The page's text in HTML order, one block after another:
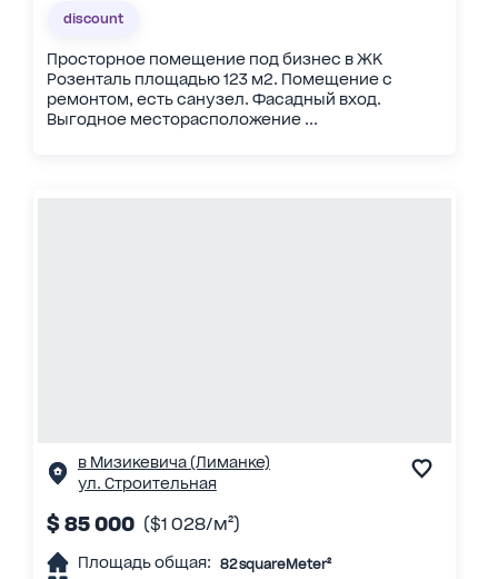
discount
Просторное помещение под бизнес в ЖК
Розенталь площадью 123 м2. Помещение с
ремонтом, есть санузел. Фасадный вход.
Выгодное месторасположение ...
в Мизикевича (Лиманке)
ул. Строительная
$ 85 000 ($1 028/м²)
Площадь общая: 82 squareMeter²